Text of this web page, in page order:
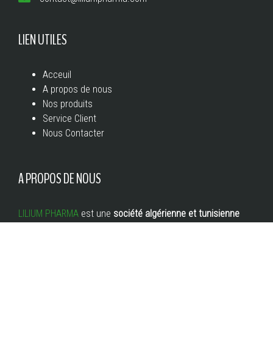
LIEN UTILES
Acceuil
A propos de nous
Nos produits
Service Client
Nous Contacter
A PROPOS DE NOUS
LILIUM PHARMA est une société algérienne et tunisienne